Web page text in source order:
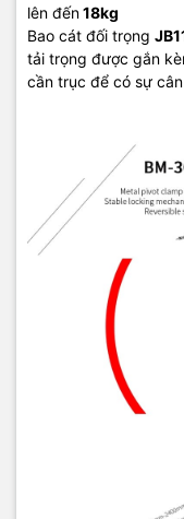
lên đến18kg
Bao cát đối trọng
tải trọng được gắn
cần trục để có sự